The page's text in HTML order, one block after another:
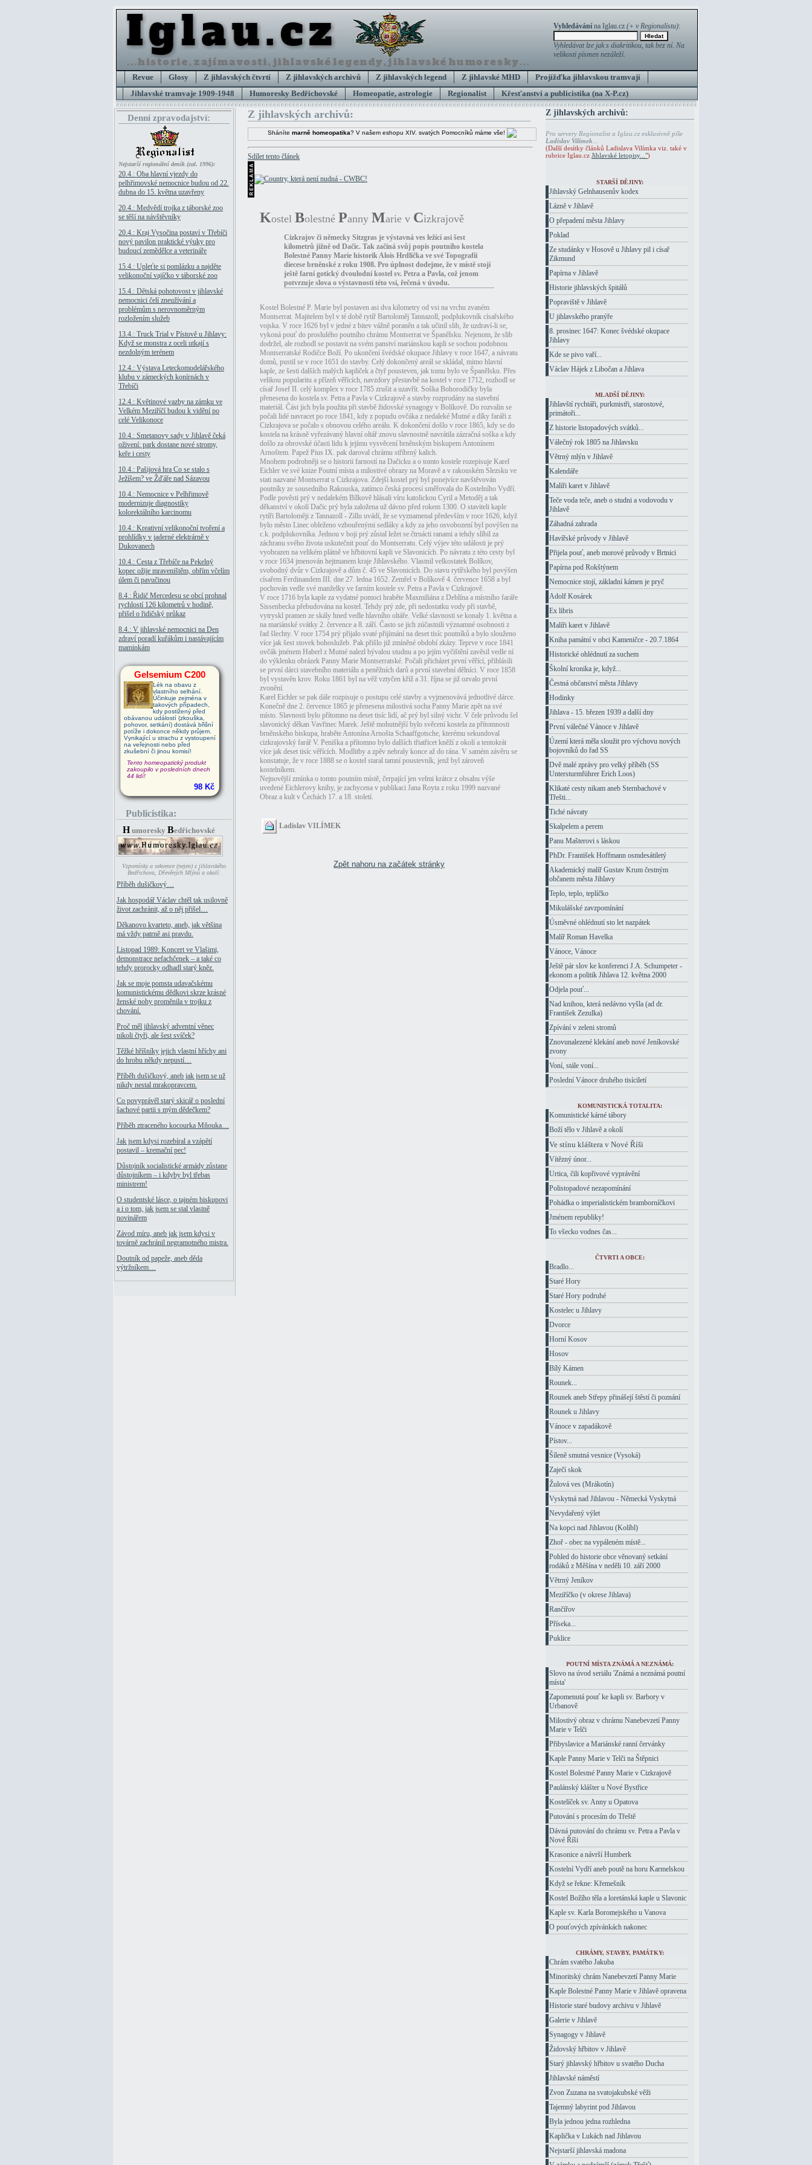
Vyhledávánína Iglau.cz (+ v Regionalistu):
Vyhledávat lze jak s diakritikou, tak bez ní. Na
velikosti písmen nezáleží.
Revue Glosy Z jihlavských čtvrtí Z jihlavských archivů Z jihlavských legend Z jihlavské MHD
Projížďka jihlavskou tramvají
Jihlavské tramvaje 1909-1948
Humoresky Bedřichovské Homeopatie, astrologie Regionalist Křesťanství a publicistika (na X-P.cz)
Denní zpravodajství:
Nejstarší regionální deník (zal. 1996):
20.4.: Oba hlavní vjezdy do
pelhřimovské nemocnice budou od 22.
dubna do 15. května uzavřeny
20.4.: Medvědí trojka z táborské zoo
se těší na návštěvníky
20.4.: Kraj Vysočina postaví v Třebíči
nový pavilon praktické výuky pro
budoucí zemědělce a veterináře
15.4.: Upleťte si pomlázku a najděte
velikonoční vajíčko v táborské zoo
15.4.: Dětská pohotovost v jihlavské
nemocnici čelí zneužívání a
problémům s nerovnoměrným
rozložením služeb
13.4.: Truck Trial v Pístově u Jihlavy:
Když se monstra z oceli utkají s
nezdolným terénem
12.4.: Výstava Leteckomodelářského
klubu v zámeckých konírnách v
Třebíči
12.4.: Květinové vazby na zámku ve
Velkém Meziříčí budou k vidění po
celé Velikonoce
10.4.: Smetanovy sady v Jihlavě čeká
oživení: park dostane nové stromy,
keře i cesty
10.4.: Pašijová hra Co se stalo s
Ježíšem? ve Žďáře nad Sázavou
10.4.: Nemocnice v Pelhřimově
modernizuje diagnostiky
kolorektálního karcinomu
10.4.: Kreativní velikonoční tvoření a
prohlídky v jaderné elektrárně v
Dukovanech
10.4.: Cesta z Třebíče na Pekelný
kopec ožije mraveništěm, obřím včelím
úlem či pavučinou
8.4.: Řidič Mercedesu se obcí prohnal
rychlostí 126 kilometrů v hodině,
přišel o řidičský průkaz
8.4.: V jihlavské nemocnici na Den
zdraví poradí kuřákům i nastávajícím
maminkám
Gelsemium C200
Lék na obavu z
vlastního selhání.
Účinkuje zejména v
takových případech,
kdy postižený před
obávanou událostí (zkouška,
pohovor, setkání) dostává břišní
potíže i dokonce někdy průjem.
Vynikající u strachu z vystoupení
na veřejnosti nebo před
zkušební či jinou komisí!
Tento homeopatický produkt
zakoupilo v posledních dnech
44 lidí!
98 Kč
Publicistika:
H umoresky Bedřichovské
Vzpomínky a sekvence (nejen) z jihlavského
Bedřichova, Dřevěných Mlýnů a okolí:
Příběh dušičkový…
Jak hospodář Václav chtěl tak usilovně
život zachránit, až o něj přišel…
Děkanovo kvarteto, aneb, jak většina
má vždy patrně asi pravdu.
Listopad 1989: Koncert ve Vlašimi,
demonstrace nefachčenek – a také co
tehdy prorocky odhadl starý kněz.
Jak se moje pomsta udavačskému
komunistickému dědkovi skrze krásné
ženské nohy proměnila v trojku z
chování.
Proč měl jihlavský adventní věnec
nikoli čtyři, ale šest svíček?
Těžké hříšníky jejich vlastní hříchy ani
do hrobu někdy nepustí…
Příběh dušičkový, aneb jak jsem se už
nikdy nestal mrakopravcem.
Co povyprávěl starý skicář o poslední
šachové partii s mým dědečkem?
Příběh ztraceného kocourka Mňouka…
Jak jsem kdysi rozebíral a vzápětí
postavil – kremační pec!
Důstojník socialistické armády zůstane
důstojníkem – i kdyby byl třebas
ministrem!
O studentské lásce, o tajném biskupovi
a i o tom, jak jsem se stal vlastně
novinářem
Závod míru, aneb jak jsem kdysi v
továrně zachránil negramotného mistra.
Doutník od papeže, aneb děda
výtržníkem…
Z jihlavských archivů:
Sháníte marně homeopatika? V našem eshopu XIV. svatých Pomocníků máme vše!
Sdílet tento článek
Kostel Bolestné Panny Marie v Cizkrajově
Cizkrajov či německy Sitzgras je výstavná ves ležící asi šest
kilometrů jižně od Dačic. Tak začíná svůj popis poutního kostela
Bolestné Panny Marie historik Alois Hrdlička ve své Topografii
diecese brněnské z roku 1908. Pro úplnost dodejme, že v místě stojí
ještě farní gotický dvoulodní kostel sv. Petra a Pavla, což jenom
potvrzuje slova o výstavnosti této vsi, řečená v úvodu.
Kostel Bolestné P. Marie byl postaven asi dva kilometry od vsi na vrchu zvaném
Montserrat. Majitelem byl v té době rytíř Bartoloměj Tannazoll, podplukovník císařského
vojska. V roce 1626 byl v jedné z bitev vážně poraněn a tak učinil slib, že uzdraví-li se,
vykoná pouť do proslulého poutního chrámu Montserrat ve Španělsku. Nejenom, že slib
dodržel, ale rozhodl se postavit na svém panství mariánskou kapli se sochou podobnou
Montserratské Rodičce Boží. Po ukončení švédské okupace Jihlavy v roce 1647, a návratu
domů, pustil se v roce 1651 do stavby. Celý dokončený areál se skládal, mimo hlavní
kaple, ze šesti dalších malých kapliček a čtyř pousteven, jak tomu bylo ve Španělsku. Přes
velikou popularitu a přízeň věřících, navzdory přestavbě na kostel v roce 1712, rozhodl se
císař Josef II. celý komplex v roce 1785 zrušit a uzavřít. Soška Bohorodičky byla
přenesena do kostela sv. Petra a Pavla v Cizkrajově a stavby rozprodány na stavební
materiál. Část jich byla použita při stavbě židovské synagogy v Bolíkově. Do rozvalin se
počali lidé navracet po roce 1841, kdy z popudu ovčáka z nedaleké Mutné a díky faráři z
Cizkrajova se počalo s obnovou celého areálu. K dokončení došlo v roce 1865, kdy se do
kostela na krásně vyřezávaný hlavní oltář znovu slavnostně navrátila zázračná soška a kdy
došlo za obrovské účasti lidu k jejímu vysvěcení brněnským biskupem Antonínem
Arnoštem. Papež Pius IX. pak daroval chrámu stříbrný kalich.
Mnohem podrobněji se o historii farností na Dačicku a o tomto kostele rozepisuje Karel
Eichler ve své knize Poutní místa a milostivé obrazy na Moravě a v rakouském Slezsku ve
stati nazvané Montserrat u Cizkrajova. Zdejší kostel prý byl ponejvíce navštěvován
poutníky ze sousedního Rakouska, zatímco česká procesí směřovala do Kostelního Vydří.
Podle pověsti prý v nedalekém Bílkově hlásali víru katolickou Cyril a Metoděj a tak
děkanství v okolí Dačic prý byla založena už dávno před rokem 1300. O staviteli kaple
rytíři Bartoloměji z Tannazoll - Zillu uvádí, že se vyznamenal především v roce 1626, když
bylo město Linec obleženo vzbouřenými sedláky a kdy za jeho osvobození byl povýšen na
c.k. podplukovníka. Jednou v boji prý zůstal ležet se čtrnácti ranami a tehdy slíbil za
záchranu svého života uskutečnit pouť do Montserratu. Celý výjev této události je prý
vyobrazen na velikém plátně ve hřbitovní kapli ve Slavonicích. Po návratu z této cesty byl
v roce 1634 jmenován hejtmanem kraje Jihlavského. Vlastnil velkostatek Bolíkov,
svobodný dvůr v Cizkrajově a dům č. 45 ve Slavonicích. Do stavu rytířského byl povýšen
císařem Ferdinandem III. dne 27. ledna 1652. Zemřel v Bolíkově 4. července 1658 a byl
pochován vedle své manželky ve farním kostele sv. Petra a Pavla v Cizkrajově.
V roce 1716 byla kaple za vydatné pomoci hraběte Maxmiliána z Deblína a místního faráře
Sissenbecka přebudována na kostel. Tehdy prý zde, při nedostatku vody při stavbě,
vytryskl pramen ze skály hned vedle hlavního oltáře. Velké slavnosti se konaly 1. května a
na mariánské svátky 2. července a 8. září. Často se jich zúčastnili významné osobnosti z
řad šlechty. V roce 1754 prý přijalo svaté přijímání na deset tisíc poutníků a bylo slouženo
více jak šest stovek bohoslužeb. Pak přišlo již zmíněné období zkázy. Teprve v roce 1841
ovčák jménem Haberl z Mutné nalezl bývalou studnu a po jejím vyčištění zavěsil vedle ní
do výklenku obrázek Panny Marie Montserratské. Počali přicházet první věřící, přihlásili
se první dárci stavebního materiálu a peněžních darů a první stavební dělníci. V roce 1858
byl vystavěn krov. Roku 1861 byl na věž vztyčen kříž a 31. října se již ozvalo první
zvonění.
Karel Eichler se pak dále rozpisuje o postupu celé stavby a vyjmenovává jednotlivé dárce.
Konečně dne 2. července 1865 je přenesena milostivá socha Panny Marie zpět na své
místo. Slavnosti bylo přítomno na deset tisíc lidí, ač prý byl silný vichr. V čele průvodu šel
slavonický děkan Vavřinec Marek. Ještě mohutnější bylo svěcení kostela za přítomnosti
brněnského biskupa, hraběte Antonína Arnošta Schaaffgotsche, kterému sekundoval
cizkrajovský farář V. Peniška a přítomno bylo dalších třiatřicet kněží z okolí a tentokrát
více jak deset tisíc věřících. Modlitby a zpěv nebraly konce až do rána. V samém závěru se
konstatuje, že v roce 1888 se o kostel staral tamní poustevník, jenž byl zároveň
kostelníkem.
Nejnovější zmínka o tomto poutním místě, čerpající jen velmi krátce z obsahu výše
uvedené Eichlerovy knihy, je zachycena v publikaci Jana Royta z roku 1999 nazvané
Obraz a kult v Čechách 17. a 18. století.
Ladislav VILÍMEK
Zpět nahoru na začátek stránky
Z jihlavských archivů:
Pro servery Regionalist a Iglau.cz exklusivně píše
Ladislav Vilímek
(Další desítky článků Ladislava Vilímka viz. také v
rubrice Iglau.cz Jihlavské letopisy...")
STARŠÍ DĚJINY:
Jihlavský Gelnhausenův kodex
Lázně v Jihlavě
O přepadení města Jihlavy
Poklad
Ze studánky v Hosově u Jihlavy pil i císař
Zikmund
Papírna v Jihlavě
Historie jihlavských špitálů
Popraviště v Jihlavě
U jihlavského pranýře
8. prosinec 1647: Konec švédské okupace
Jihlavy
Kde se pivo vaří...
Václav Hájek z Libočan a Jihlava
MLADŠÍ DĚJINY:
Jihlavští rychtáři, purkmistři, starostové,
primátoři...
Z historie listopadových svátků...
Válečný rok 1805 na Jihlavsku
Větrný mlýn v Jihlavě
Kalendáře
Malíři karet v Jihlavě
Teče voda teče, aneb o studni a vodovodu v
Jihlavě
Záhadná zahrada
Havířské průvody v Jihlavě
Přijela pouť, aneb morové průvody v Brtnici
Papírna pod Rokštýnem
Nemocnice stojí, základní kámen je pryč
Adolf Kosárek
Ex libris
Malíři karet v Jihlavě
Kniha památní v obci Kameničce - 20.7.1864
Historické ohlédnutí za suchem
Školní kronika je, když...
Čestná občanství města Jihlavy
Hodinky
Jihlava - 15. březen 1939 a další dny
První válečné Vánoce v Jihlavě
Území která měla sloužit pro výchovu nových
bojovníků do řad SS
Dvě malé zprávy pro velký příběh (SS
Untersturmführer Erich Loos)
Klikaté cesty nikam aneb Sternbachové v
Třešti...
Tiché návraty
Skalpelem a perem
Panu Mašterovi s láskou
PhDr. František Hoffmann osmdesátiletý
Akademický malíř Gustav Krum čestným
občanem města Jihlavy
Teplo, teplo, teplíčko
Mikulášské zavzpomínání
Úsměvné ohlédnutí sto let nazpátek
Malíř Roman Havelka
Vánoce, Vánoce
Ještě pár slov ke konferenci J.A. Schumpeter -
ekonom a politik Jihlava 12. května 2000
Odjela pouť...
Nad knihou, která nedávno vyšla (ad dr.
František Zezulka)
Zpívání v zeleni stromů
Znovunalezené klekání aneb nové Jeníkovské
zvony
Voní, stále voní...
Poslední Vánoce druhého tisíciletí
KOMUNISTICKÁ TOTALITA:
Komunistické kárné tábory
Boží tělo v Jihlavě a okolí
Ve stínu kláštera v Nové Říši
Vítězný únor...
Urtica, čili kopřivové vyprávění
Polistopadové nezapomínání
Pohádka o imperialistickém bramborníčkovi
Jménem republiky!
To všecko vodnes čas...
ČTVRTI A OBCE:
Bradlo...
Staré Hory
Staré Hory podruhé
Kostelec u Jihlavy
Dvorce
Horní Kosov
Hosov
Bílý Kámen
Rounek...
Rounek aneb Střepy přinášejí štěstí či poznání
Rounek u Jihlavy
Vánoce v zapadákově
Pístov...
Šíleně smutná vesnice (Vysoká)
Zaječí skok
Žulová ves (Mrákotín)
Vyskytná nad Jihlavou - Německá Vyskytná
Nevydařený výlet
Na kopci nad Jihlavou (Kolíbl)
Zhoř - obec na vypáleném místě...
Pohled do historie obce věnovaný setkání
rodáků z Měšína v neděli 10. září 2000
Větrný Jeníkov
Meziříčko (v okrese Jihlava)
Rančířov
Příseka...
Puklice
POUTNÍ MÍSTA ZNÁMÁ A NEZNÁMÁ:
Slovo na úvod seriálu 'Známá a neznámá poutní
místa'
Zapomenutá pouť ke kapli sv. Barbory v
Urbanově
Milostivý obraz v chrámu Nanebevzetí Panny
Marie v Telči
Přibyslavice a Mariánské ranní červánky
Kaple Panny Marie v Telči na Štěpnici
Kostel Bolestné Panny Marie v Cizkrajově
Paulánský klášter u Nové Bystřice
Kostelíček sv. Anny u Opatova
Putování s procesím do Třeště
Dávná putování do chrámu sv. Petra a Pavla v
Nové Říši
Krasonice a návrší Humberk
Kostelní Vydří aneb poutě na horu Karmelskou
Když se řekne: Křemešník
Kostel Božího těla a loretánská kaple u Slavonic
Kaple sv. Karla Boromejského u Vanova
O pouťových zpívánkách nakonec
CHRÁMY, STAVBY, PAMÁTKY:
Chrám svatého Jakuba
Minoritský chrám Nanebevzetí Panny Marie
Kaple Bolestné Panny Marie v Jihlavě opravena
Historie staré budovy archivu v Jihlavě
Galerie v Jihlavě
Synagogy v Jihlavě
Židovský hřbitov v Jihlavě
Starý jihlavský hřbitov u svatého Ducha
Jihlavské náměstí
Zvon Zuzana na svatojakubské věži
Tajemný labyrint pod Jihlavou
Byla jednou jedna rozhledna
Kaplička v Lukách nad Jihlavou
Nejstarší jihlavská madona